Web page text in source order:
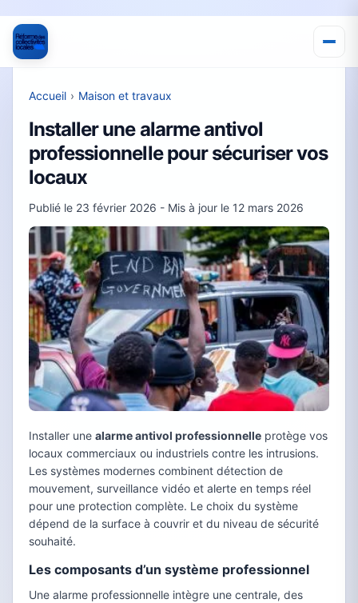
Accueil › Maison et travaux
Installer une alarme antivol
professionnelle pour sécuriser vos
locaux
Publié le 23 février 2026 - Mis à jour le 12 mars 2026
Installer une alarme antivol professionnelle protège vos
locaux commerciaux ou industriels contre les intrusions.
Les systèmes modernes combinent détection de
mouvement, surveillance vidéo et alerte en temps réel
pour une protection complète. Le choix du système
dépend de la surface à couvrir et du niveau de sécurité
souhaité.
Les composants d’un système professionnel
Une alarme professionnelle intègre une centrale, des